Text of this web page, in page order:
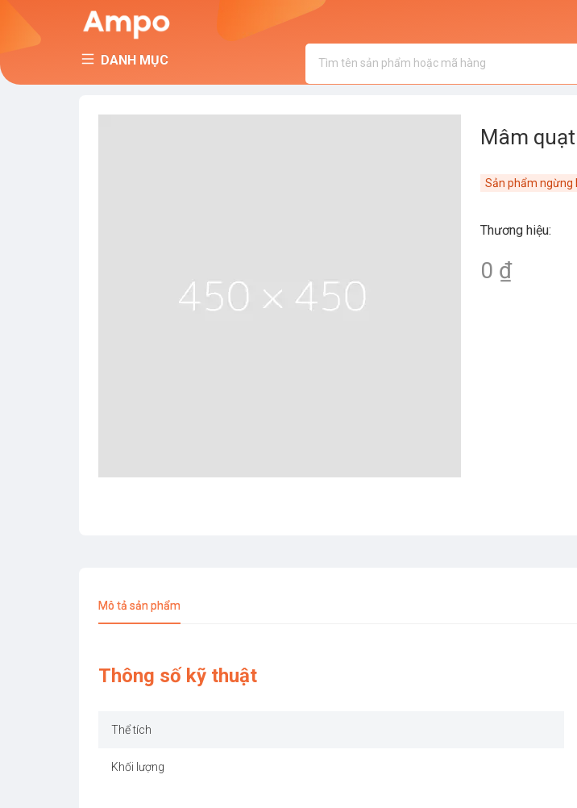
DANH MỤC
Mâm
Sản phẩm ngừng
Thương hiệu:
0 ₫
Mô tả sản phẩm
Thông số kỹ thuật
Thể tích
Khối lượng